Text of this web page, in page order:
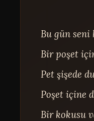
Bu gün
Bir poşet
Pet şişede
Poşet içine
Bir kokusu